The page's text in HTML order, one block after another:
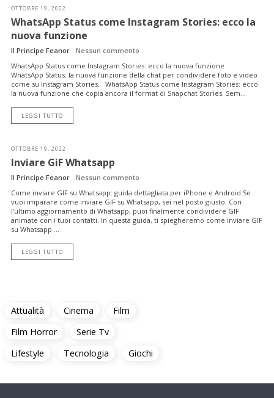
OTTOBRE 19, 2022
WhatsApp Status come Instagram Stories: ecco la
nuova funzione
Il Principe Feanor
Nessun commento
WhatsApp Status come Instagram Stories: ecco la nuova funzione
WhatsApp Status: la nuova funzione della chat per condividere foto e video
come su Instagram Stories. WhatsApp Status come Instagram Stories: ecco
la nuova funzione che copia ancora il format di Snapchat Stories. Sem...
LEGGI TUTTO
OTTOBRE 19, 2022
Inviare GiF Whatsapp
Il Principe Feanor
Nessun commento
Come inviare GIF su Whatsapp: guida dettagliata per iPhone e Android Se
vuoi imparare come inviare GIF su Whatsapp, sei nel posto giusto. Con
l'ultimo aggiornamento di Whatsapp, puoi finalmente condividere GIF
animate con i tuoi contatti. In questa guida, ti spiegheremo come inviare GIF
su Whatsapp ...
LEGGI TUTTO
Attualità Cinema
Film
Film Horror
Serie Tv
Lifestyle
Tecnologia Giochi